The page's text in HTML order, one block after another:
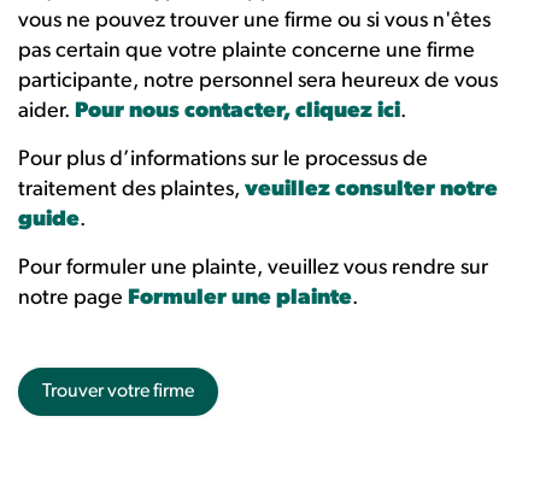
vous ne pouvez trouver une firme ou si vous n'êtes
pas certain que votre plainte concerne une firme
participante, notre personnel sera heureux de vous
aider. Pour nous contacter, cliquez ici.
Pour plus d’informations sur le processus de
traitement des plaintes, veuillez consulter notre
guide.
Pour formuler une plainte, veuillez vous rendre sur
notre page Formuler une plainte.
Trouver votre firme